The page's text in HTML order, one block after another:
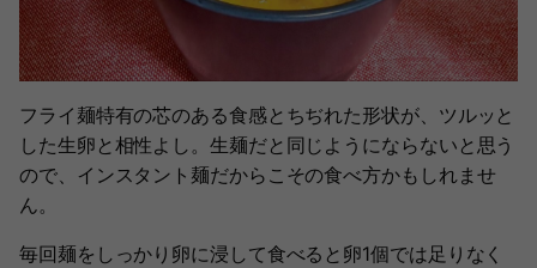
フライ麺特有の芯のある食感とちぢれた形状が、ツルッと
した生卵と相性よし。生麺だと同じようにならないと思う
ので、インスタント麺だからこその食べ方かもしれませ
ん。
毎回麺をしっかり卵に浸して食べると卵1個では足りなく